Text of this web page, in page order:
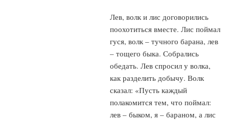
Лев, волк и лис договорились
поохотиться вместе. Лис поймал
гуся, волк – тучного барана, лев
– тощего быка. Собрались
обедать. Лев спросил у волка,
как разделить добычу. Волк
сказал: «Пусть каждый
полакомится тем, что поймал:
лев – быком, я – бараном, а лис